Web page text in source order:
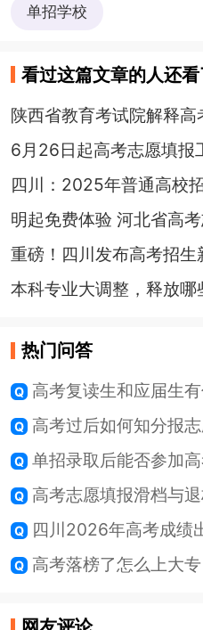
单招学校
看过这篇文章的人还
陕西省教育考试院解释高
6月26日起高考志愿填报
重磅！四川发布高考招
热门问答
高考复读生和应届生
高考过后如何知分报志
单招录取后能否参加
高考志愿填报滑档与
四川2026年高考成绩
高考落榜了怎么上大